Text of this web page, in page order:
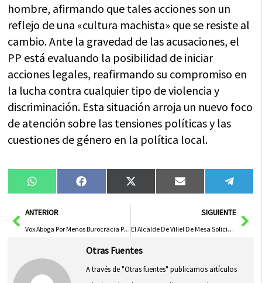
hombre, afirmando que tales acciones son un
reflejo de una «cultura machista» que se resiste al
cambio. Ante la gravedad de las acusaciones, el
PP está evaluando la posibilidad de iniciar
acciones legales, reafirmando su compromiso en
la lucha contra cualquier tipo de violencia y
discriminación. Esta situación arroja un nuevo foco
de atención sobre las tensiones políticas y las
cuestiones de género en la política local.
Compartir
en
WhatsAppCompartir
en
FacebookCompartir
en
X
(Twitter)
Compartir
en
Email
en
AntANTERIOR
Vox Aboga Por Menos Burocracia Para Autónomos, PP Busca Incentivar Nuevas Altas y PSOE Defiende Su Modelo en C-LM
SIGUIENTE
El Alcalde De Villel De Mesa Solicitará Al Gobierno Declarar Su Pueblo Como Zona Catastrófica Por La Despoblación
Otras Fuentes
A través de "Otras fuentes" publicamos artículos